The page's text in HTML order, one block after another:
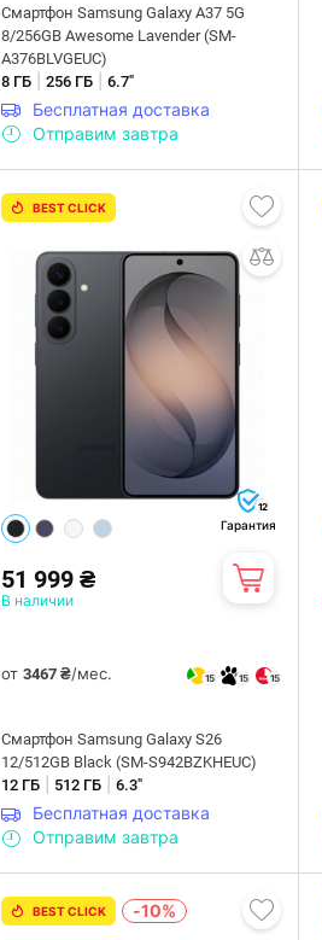
Смартфон Samsung Galaxy A37 5G
8/256GB Awesome Lavender (SM-
A376BLVGEUC)
8 ГБ
256 ГБ 6.7"
Бесплатная доставка
Отправим завтра
BEST CLICK
12
Гарантия
51 999 ₴
В наличии
от 3467 ₴/мес. 15 15 15
Смартфон Samsung Galaxy S26
12/512GB Black (SM-S942BZKHEUC)
12 ГБ
512 ГБ 6.3"
Бесплатная доставка
Отправим завтра
BEST CLICK -10%